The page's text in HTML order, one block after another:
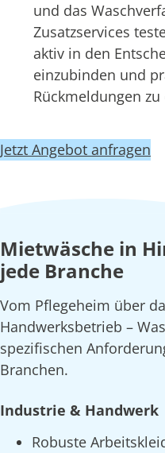
und das
Zusatzservices
aktiv in den
einzubinden und
Rückmeldungen
Jetzt Angebot anfragen
Mietwäsche in
jede Branche
Vom Pflegeheim über
Handwerksbetrieb –
spezifischen
Branchen.
Industrie & Handwerk
Robuste